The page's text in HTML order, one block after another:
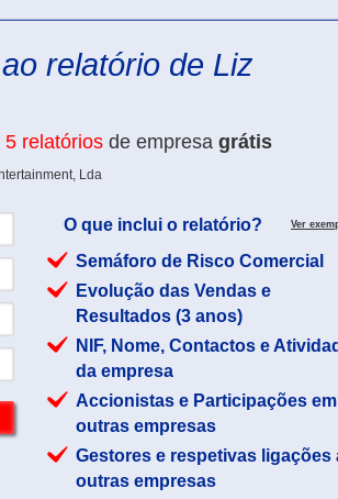
relatório de Liz
5 relatórios de empresa grátis
Lda
O que inclui o relatório? Ver
Semáforo de Risco Comercial
Evolução das Vendas e
Resultados (3 anos)
NIF, Nome, Contactos e
da empresa
Accionistas e Participações em
outras empresas
Gestores e respetivas ligações
outras empresas